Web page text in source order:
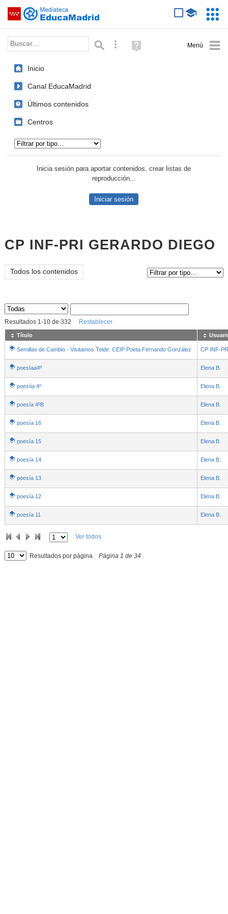
Saltar navegación
Palabra o frase: Búsqueda avanzada
Ayuda
(en
Inicio
Canal EducaMadrid
Últimos contenidos
Centros
Inicia sesión para aportar contenidos, crear listas de
reproducción...
Iniciar sesión
CP INF-PRI GERARDO DIEGO
Todos los contenidos
Sus archivos
Resultados 1 -10de 332 Restablecer
Título
Semillas de Cambio - Visitamos Telde: CEIP Poeta Fernando González CP INF-
poesíaa4º Elena B.
poesíia 4º Elena B.
poesía 4ºB Elena B.
poesía 16 Elena B.
poesía 15 Elena B.
poesía 14 Elena B.
poesía 13 Elena B.
poesía 12 Elena B.
poesía 11 Elena B.
Ver todos
Resultados por página Página 1 de 34